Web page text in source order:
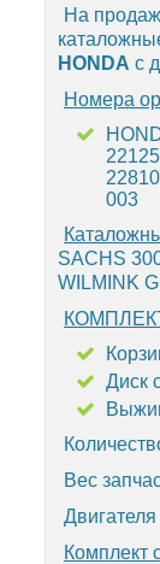
На
HONDA с
Номера
003
SACHS
WILMINK
Диск
Вес
Комплект